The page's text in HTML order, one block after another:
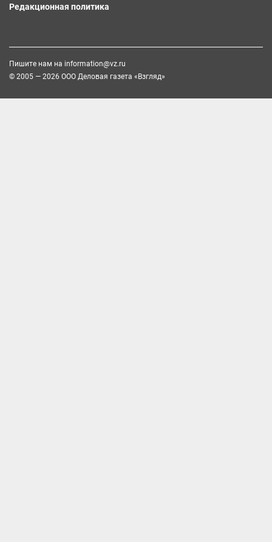
Редакционная политика
Пишите нам на information@vz.ru
© 2005 — 2026 ООО Деловая газета «Взгляд»